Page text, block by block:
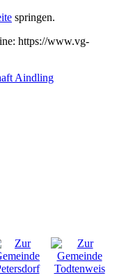
springen.
https://www.vg-